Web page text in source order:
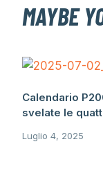
MAYBE
Calendario
svelate le
Luglio 4, 2025